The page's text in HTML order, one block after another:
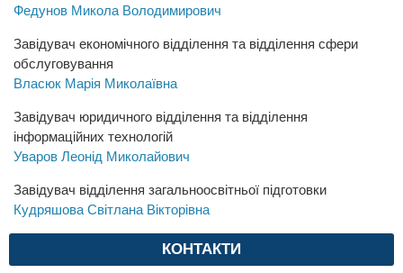
Федунов Микола Володимирович
Завідувач економічного відділення та відділення сфери
обслуговування
Власюк Марія Миколаївна
Завідувач юридичного відділення та відділення
інформаційних технологій
Уваров Леонід Миколайович
Завідувач відділення загальноосвітньої підготовки
Кудряшова Світлана Вікторівна
КОНТАКТИ